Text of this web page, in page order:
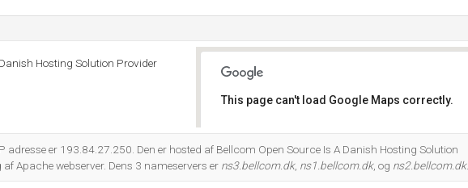
Hosting Solution Provider
This page can't load Google Maps correctly.
adresse er 193.84.27.250. Den er hosted af Bellcom Open Source Is A Danish Hosting Solution
Apache webserver. Dens 3 nameservers er ns3.bellcom.dk, ns1.bellcom.dk, og ns2.bellcom.dk.